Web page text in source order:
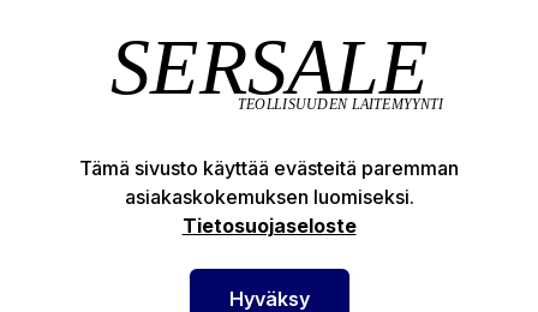
Tämä sivusto käyttää evästeitä paremman
asiakaskokemuksen luomiseksi.
Tietosuojaseloste
Hyväksy